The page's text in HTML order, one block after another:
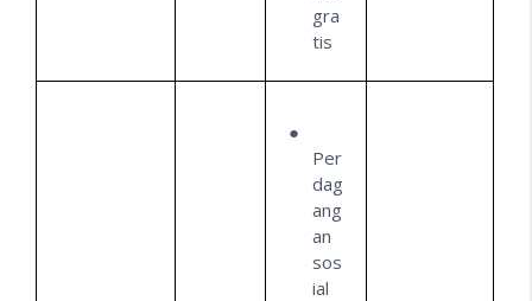
gra
tis
Per
dag
ang
an
sos
ial